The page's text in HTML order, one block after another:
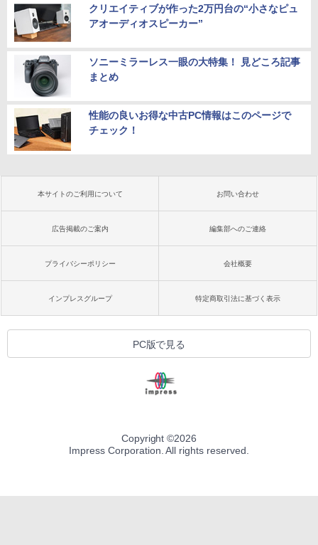
クリエイティブが作った2万円台の“小さなピュ
アオーディオスピーカー”
ソニーミラーレス一眼の大特集！ 見どころ記事
まとめ
性能の良いお得な中古PC情報はこのページで
チェック！
本サイトのご利用について お問い合わせ
広告掲載のご案内 編集部へのご連絡
プライバシーポリシー 会社概要
インプレスグループ 特定商取引法に基づく表示
PC版で見る
Copyright ©2026
Impress Corporation. All rights reserved.